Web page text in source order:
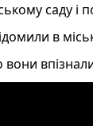
саду і
в